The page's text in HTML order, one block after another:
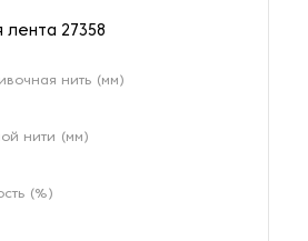
лента 27358
нить (мм)
нити (мм)
(%)